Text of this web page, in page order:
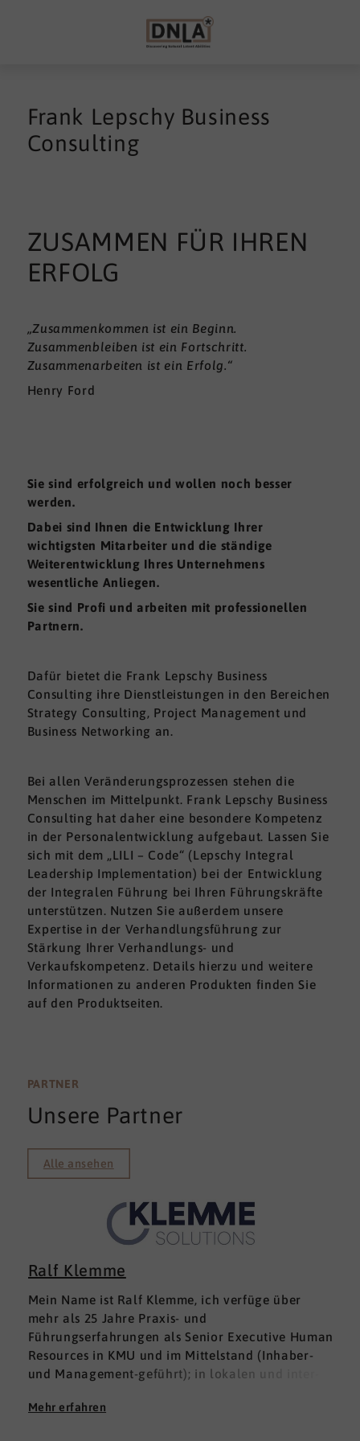
Frank Lepschy Business
Consulting
ZUSAMMEN FÜR IHREN
ERFOLG
„Zusammenkommen ist ein Beginn.
Zusammenbleiben ist ein Fortschritt.
Zusammenarbeiten ist ein Erfolg.“
Henry Ford
Sie sind erfolgreich und wollen noch besser
werden.
Dabei sind Ihnen die Entwicklung Ihrer
wichtigsten Mitarbeiter und die ständige
Weiterentwicklung Ihres Unternehmens
wesentliche Anliegen.
Sie sind Profi und arbeiten mit professionellen
Partnern.
Dafür bietet die Frank Lepschy Business
Consulting ihre Dienstleistungen in den Bereichen
Strategy Consulting, Project Management und
Business Networking an.
Bei allen Veränderungsprozessen stehen die
Menschen im Mittelpunkt. Frank Lepschy Business
Consulting hat daher eine besondere Kompetenz
in der Personalentwicklung aufgebaut. Lassen Sie
sich mit dem „LILI – Code“ (Lepschy Integral
Leadership Implementation) bei der Entwicklung
der Integralen Führung bei Ihren Führungskräfte
unterstützen. Nutzen Sie außerdem unsere
Expertise in der Verhandlungsführung zur
Stärkung Ihrer Verhandlungs- und
Verkaufskompetenz. Details hierzu und weitere
Informationen zu anderen Produkten finden Sie
auf den Produktseiten.
PARTNER
Unsere Partner
Alle ansehen
Ralf Klemme
Mein Name ist Ralf Klemme, ich verfüge über
mehr als 25 Jahre Praxis- und
Führungserfahrungen als Senior Executive Human
Resources in KMU und im Mittelstand (Inhaber-
und Management-geführt); in lokalen und inter­
Erfahrungen fußen auf der Grundlage einer
Mehr erfahren